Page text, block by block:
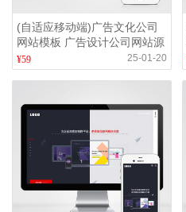
(自适应移动端)广告文化公司
网站模板 广告设计公司网站源
码
¥59 25-01-20